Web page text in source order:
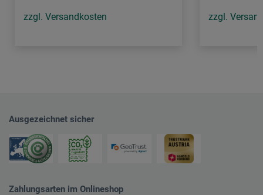
zzgl. Versandkosten zzgl.
Ausgezeichnet sicher
Zahlungsarten im Onlineshop